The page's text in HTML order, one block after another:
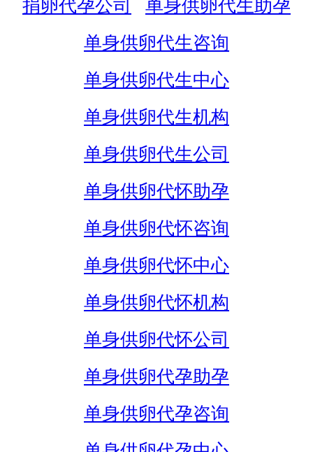
捐卵代孕公司
单身供卵代生助孕
单身供卵代生咨询
单身供卵代生中心
单身供卵代生机构
单身供卵代生公司
单身供卵代怀助孕
单身供卵代怀咨询
单身供卵代怀中心
单身供卵代怀机构
单身供卵代怀公司
单身供卵代孕助孕
单身供卵代孕咨询